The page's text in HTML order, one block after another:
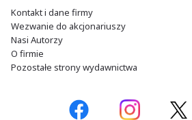
Kontakt i dane firmy
Wezwanie do akcjonariuszy
Nasi Autorzy
O firmie
Pozostałe strony wydawnictwa